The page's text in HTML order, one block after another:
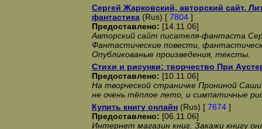
Сергей Жарковский, авторский сайт.
фантастика(Rus) [ 7804]
Предоставлено: [14.11.06]
Авторский сайт писателя-фантаста
Фантастические повести,
Опубликованые произведения, тексты.
Стихи и рисунки: творчество При
Предоставлено: [10.11.06]
На творческой страничке Прониной
не очень тёплое лето, и симпатичные
Купить книгу онлайн(Rus) [ 7674]
Предоставлено: [06.11.06]
Интернет магазин книг. Закажи книгу